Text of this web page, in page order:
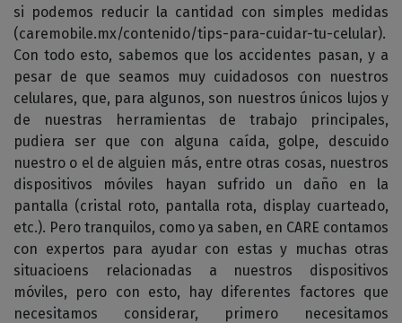
si podemos reducir la cantidad con simples medidas
(caremobile.mx/contenido/tips-para-cuidar-tu-celular).
Con todo esto, sabemos que los accidentes pasan, y a
pesar de que seamos muy cuidadosos con nuestros
celulares, que, para algunos, son nuestros únicos lujos y
de nuestras herramientas de trabajo principales,
pudiera ser que con alguna caída, golpe, descuido
nuestro o el de alguien más, entre otras cosas, nuestros
dispositivos móviles hayan sufrido un daño en la
pantalla (cristal roto, pantalla rota, display cuarteado,
etc.). Pero tranquilos, como ya saben, en CARE contamos
con expertos para ayudar con estas y muchas otras
situacioens relacionadas a nuestros dispositivos
móviles, pero con esto, hay diferentes factores que
necesitamos considerar, primero necesitamos